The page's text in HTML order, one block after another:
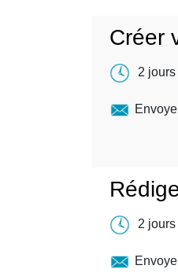
Créer
2
2